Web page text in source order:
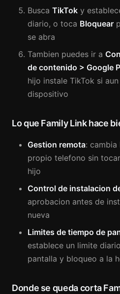
Busca TikTok y
diario, o toca Bloquear
se abra
Tambien puedes ir a
de contenido > Google
hijo instale TikTok si
dispositivo
Lo que Family Link hace
Gestion remota: cambia
propio telefono sin
hijo
Control de instalacion
aprobacion antes de
nueva
Limites de tiempo de
establece un limite
pantalla y bloqueo a la
Donde se queda corta